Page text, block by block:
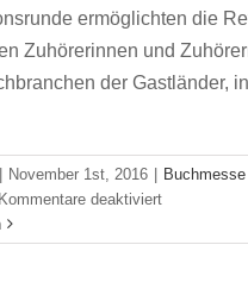
ermöglichten die
Zuhörerinnen und
der Gastländer,
| November 1st, 2016 | Buchmesse
Kommentare deaktiviertfür
entlang